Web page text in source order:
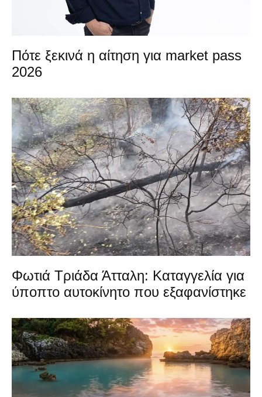
Πότε ξεκινά η αίτηση για market pass
2026
Φωτιά Τριάδα Άτταλη: Καταγγελία για
ύποπτο αυτοκίνητο που εξαφανίστηκε